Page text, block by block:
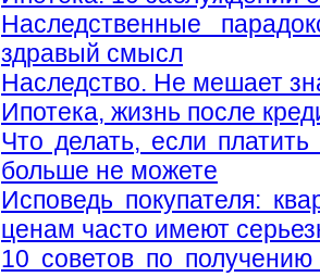
Наследственные
здравый смысл
Наследство. Не мешает
Ипотека, жизнь после
Что делать, если
больше не можете
Исповедь покупателя:
ценам часто имеют
10 советов по